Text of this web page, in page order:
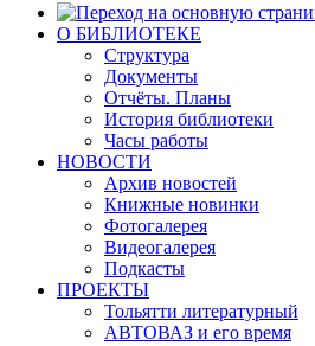
О БИБЛИОТЕКЕ
Структура
Документы
Отчёты. Планы
История библиотеки
Часы работы
НОВОСТИ
Архив новостей
Книжные новинки
Фотогалерея
Видеогалерея
Подкасты
ПРОЕКТЫ
Тольятти литературный
АВТОВАЗ и его время